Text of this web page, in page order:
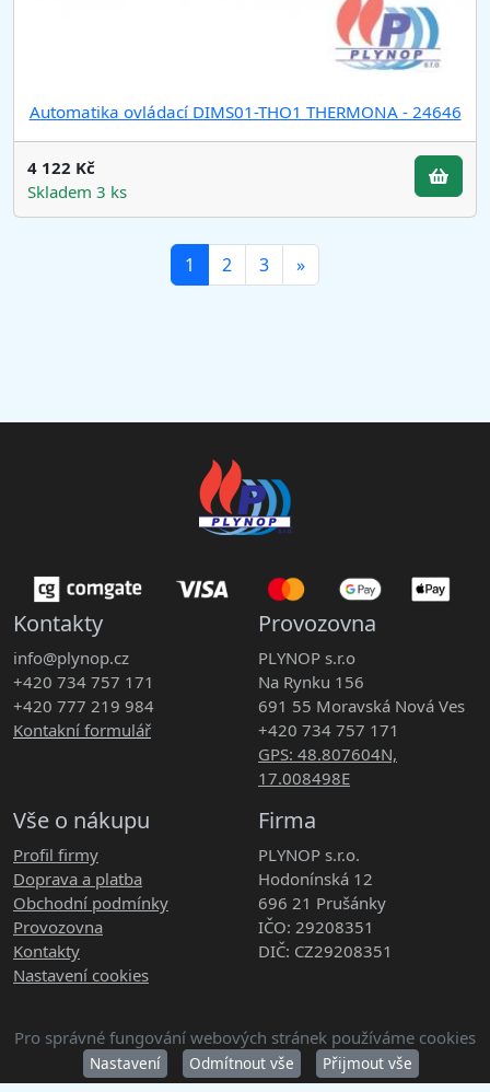
Automatika ovládací DIMS01-THO1 THERMONA - 24646
4 122 Kč
Skladem 3 ks
1 (current)
2 3 »
Kontakty
info@plynop.cz
+420 734 757 171
+420 777 219 984
Kontakní formulář
Provozovna
PLYNOP s.r.o
Na Rynku 156
691 55 Moravská Nová Ves
+420 734 757 171
GPS: 48.807604N,
17.008498E
Vše o nákupu
Profil firmy
Doprava a platba
Obchodní podmínky
Provozovna
Kontakty
Nastavení cookies
Firma
PLYNOP s.r.o.
Hodonínská 12
696 21 Prušánky
IČO: 29208351
DIČ: CZ29208351
Copyright © 2026 PLYNOP s.r.o. Všechna práva vyhrazena.
Pro správné fungování webových stránek používáme cookies
Nastavení Odmítnout vše Přijmout vše